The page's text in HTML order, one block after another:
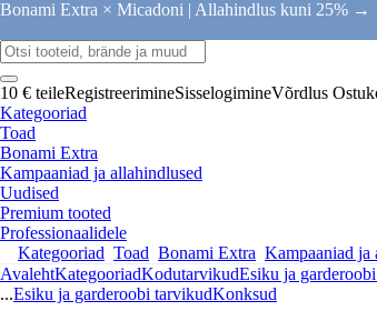
Bonami Extra × Micadoni | Allahindlus kuni 25% →
10 € teileRegistreerimineSisselogimineVõrdlus
Kategooriad
Toad
Bonami Extra
Kampaaniad ja allahindlused
Uudised
Premium tooted
Professionaalidele
Kategooriad Toad Bonami Extra Kampaaniad ja
AvalehtKategooriadKodutarvikudEsiku ja
...Esiku ja garderoobi tarvikudKonksud